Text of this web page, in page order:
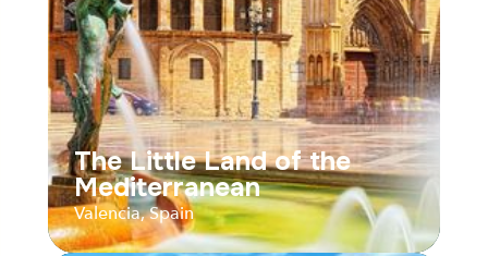
The Little Land of the
Mediterranean
Valencia, Spain